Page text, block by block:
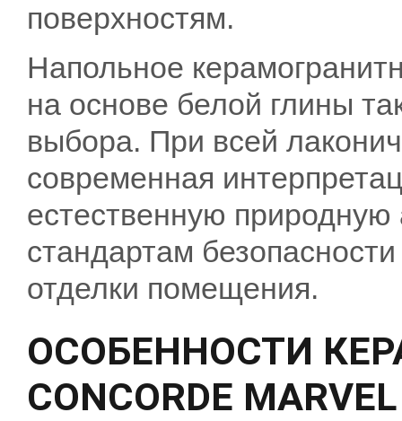
поверхностям.
Напольное
на основе белой глины
выбора. При всей
современная
естественную
стандартам
отделки помещения.
ОСОБЕННОСТИ
CONCORDE